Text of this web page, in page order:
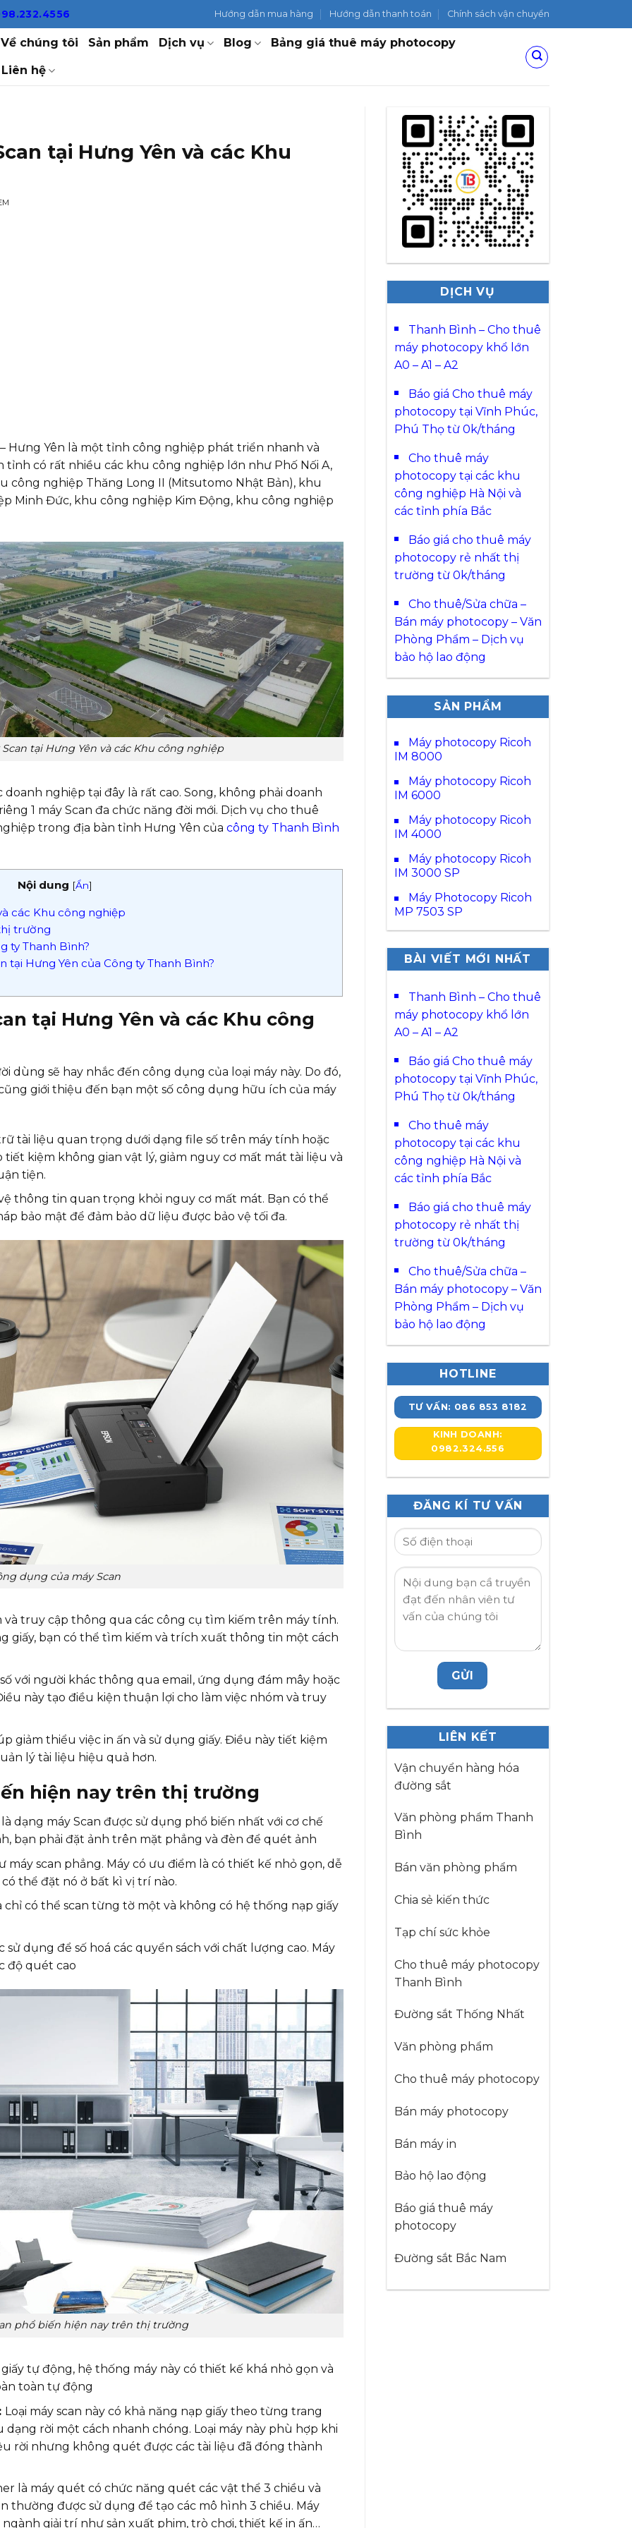
Hướng dẫn mua hàng Hướng dẫn thanh toán Chính sách vận chuyển
Về chúng tôi Sản phẩm Dịch vụ Blog Bảng giá thuê máy photocopy
Liên hệ
tại Hưng Yên và các Khu
Hưng Yên là một tỉnh công nghiệp phát triển nhanh và
tỉnh có rất nhiều các khu công nghiệp lớn như Phố Nối A,
công nghiệp Thăng Long II (Mitsutomo Nhật Bản), khu
Minh Đức, khu công nghiệp Kim Động, khu công nghiệp
tại Hưng Yên và các Khu công nghiệp
nghiệp tại đây là rất cao. Song, không phải doanh
1 máy Scan đa chức năng đời mới. Dịch vụ cho thuê
trong địa bàn tỉnh Hưng Yên của công ty Thanh Bình
Nội dung [Ẩn]
các Khu công nghiệp
trường
ty Thanh Bình?
tại Hưng Yên của Công ty Thanh Bình?
tại Hưng Yên và các Khu công
dùng sẽ hay nhắc đến công dụng của loại máy này. Do đó,
giới thiệu đến bạn một số công dụng hữu ích của máy
tài liệu quan trọng dưới dạng file số trên máy tính hoặc
kiệm không gian vật lý, giảm nguy cơ mất mát tài liệu và
tiện.
thông tin quan trọng khỏi nguy cơ mất mát. Bạn có thể
bảo mật để đảm bảo dữ liệu được bảo vệ tối đa.
dụng của máy Scan
và truy cập thông qua các công cụ tìm kiếm trên máy tính.
giấy, bạn có thể tìm kiếm và trích xuất thông tin một cách
với người khác thông qua email, ứng dụng đám mây hoặc
này tạo điều kiện thuận lợi cho làm việc nhóm và truy
giảm thiểu việc in ấn và sử dụng giấy. Điều này tiết kiệm
lý tài liệu hiệu quả hơn.
hiện nay trên thị trường
dạng máy Scan được sử dụng phổ biến nhất với cơ chế
bạn phải đặt ảnh trên mặt phẳng và đèn để quét ảnh
máy scan phẳng. Máy có ưu điểm là có thiết kế nhỏ gọn, dễ
thể đặt nó ở bất kì vị trí nào.
có thể scan từng tờ một và không có hệ thống nạp giấy
sử dụng để số hoá các quyển sách với chất lượng cao. Máy
độ quét cao
phổ biến hiện nay trên thị trường
tự động, hệ thống máy này có thiết kế khá nhỏ gọn và
toàn tự động
Loại máy scan này có khả năng nạp giấy theo từng trang
rời một cách nhanh chóng. Loại máy này phù hợp khi
rời nhưng không quét được các tài liệu đã đóng thành
là máy quét có chức năng quét các vật thể 3 chiều và
thường được sử dụng để tạo các mô hình 3 chiều. Máy
giải trí như sản xuất phim, trò chơi, thiết kế in ấn…
DỊCH VỤ
Thanh Bình – Cho thuê
máy photocopy khổ lớn
A0 – A1 – A2
Báo giá Cho thuê máy
photocopy tại Vĩnh Phúc,
Phú Thọ từ 0k/tháng
Cho thuê máy
photocopy tại các khu
công nghiệp Hà Nội và
các tỉnh phía Bắc
Báo giá cho thuê máy
photocopy rẻ nhất thị
trường từ 0k/tháng
Cho thuê/Sửa chữa –
Bán máy photocopy – Văn
Phòng Phẩm – Dịch vụ
bảo hộ lao động
SẢN PHẨM
Máy photocopy Ricoh
IM 8000
Máy photocopy Ricoh
IM 6000
Máy photocopy Ricoh
IM 4000
Máy photocopy Ricoh
IM 3000 SP
Máy Photocopy Ricoh
MP 7503 SP
BÀI VIẾT MỚI NHẤT
Thanh Bình – Cho thuê
máy photocopy khổ lớn
A0 – A1 – A2
Báo giá Cho thuê máy
photocopy tại Vĩnh Phúc,
Phú Thọ từ 0k/tháng
Cho thuê máy
photocopy tại các khu
công nghiệp Hà Nội và
các tỉnh phía Bắc
Báo giá cho thuê máy
photocopy rẻ nhất thị
trường từ 0k/tháng
Cho thuê/Sửa chữa –
Bán máy photocopy – Văn
Phòng Phẩm – Dịch vụ
bảo hộ lao động
HOTLINE
TƯ VẤN: 086 853 8182
KINH DOANH:
0982.324.556
ĐĂNG KÍ TƯ VẤN
LIÊN KẾT
Vận chuyển hàng hóa
đường sắt
Văn phòng phẩm Thanh
Bình
Bán văn phòng phẩm
Chia sẻ kiến thức
Tạp chí sức khỏe
Cho thuê máy photocopy
Thanh Bình
Đường sắt Thống Nhất
Văn phòng phẩm
Cho thuê máy photocopy
Bán máy photocopy
Bán máy in
Bảo hộ lao động
Báo giá thuê máy
photocopy
Đường sắt Bắc Nam